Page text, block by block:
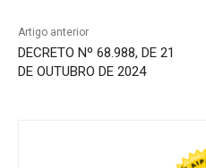
Artigo anterior
DECRETO Nº 68.988, DE 21
DE OUTUBRO DE 2024